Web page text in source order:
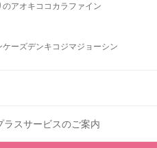
のアオキ ココカラファイン
ケーズデンキ コジマジョーシン
ラスサービスのご案内